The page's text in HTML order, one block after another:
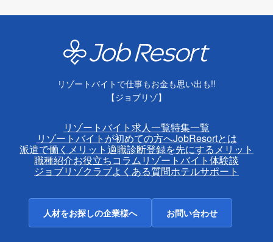
リゾートバイトで仕事もお金も思い出も!!
【ジョブリゾ】
リゾートバイト求人一覧特集一覧
リゾートバイトが初めての方へJobResortとは
派遣で働くメリット適職診断登録を先にするメリット
職種紹介お役立ちコラム リゾートバイト体験談
ジョブリゾクラブよくある質問ホテルサポート
人材をお探しの企業様へ お問い合わせ